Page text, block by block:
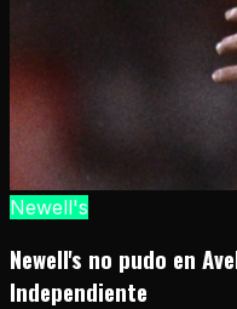
Newell's
Newell's no pudo en
Independiente